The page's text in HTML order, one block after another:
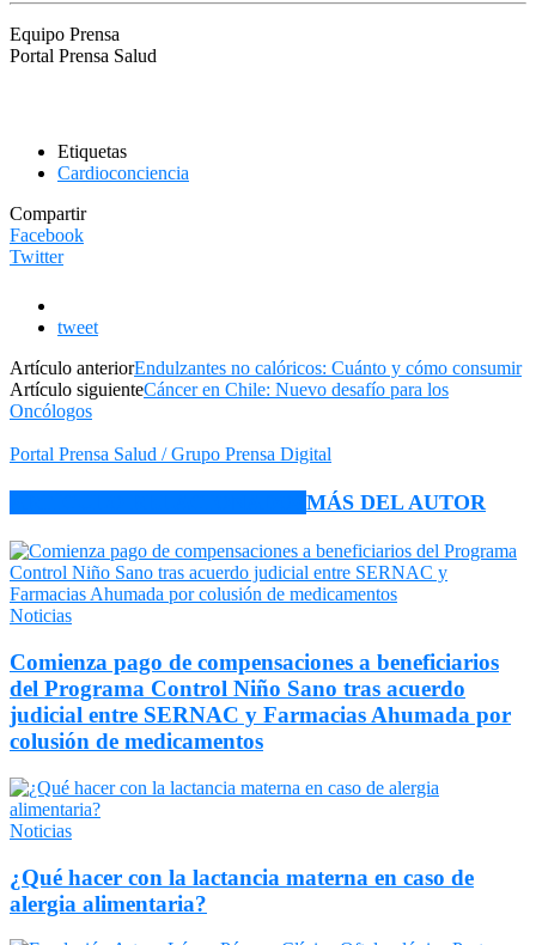
Equipo Prensa
Portal Prensa Salud
Etiquetas
Cardioconciencia
Compartir
Facebook
Twitter
tweet
Artículo anteriorEndulzantes no calóricos: Cuánto y cómo consumir
Artículo siguienteCáncer en Chile: Nuevo desafío para los
Oncólogos
Portal Prensa Salud / Grupo Prensa Digital
MÁS DEL AUTOR
Noticias
Comienza pago de compensaciones a beneficiarios
del Programa Control Niño Sano tras acuerdo
judicial entre SERNAC y Farmacias Ahumada por
colusión de medicamentos
Noticias
¿Qué hacer con la lactancia materna en caso de
alergia alimentaria?